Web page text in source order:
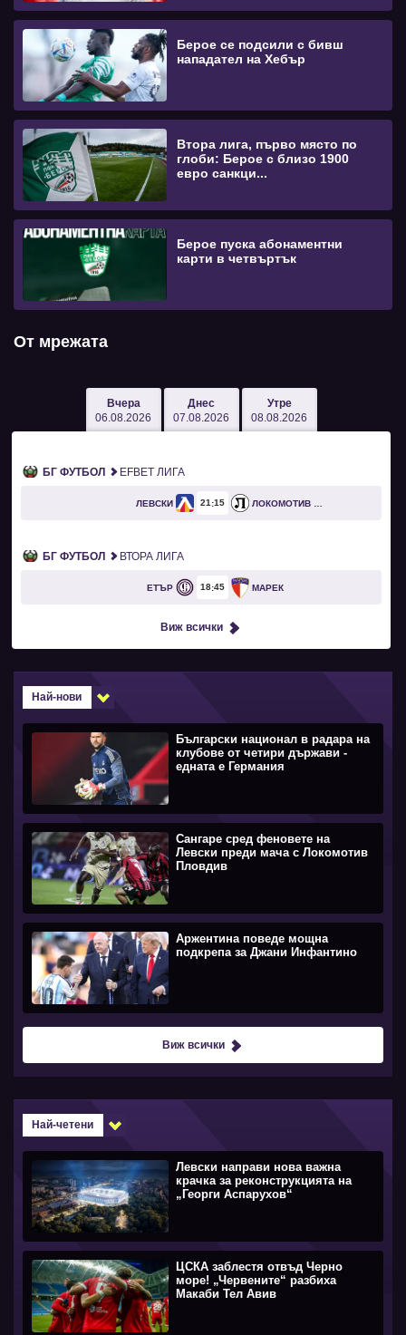
Берое се подсили с бивш
нападател на Хебър
Втора лига, първо място по
глоби: Берое с близо 1900
евро санкци...
Берое пуска абонаментни
карти в четвъртък
От мрежата
Вчера
06.08.2026
Днес
07.08.2026
Утре
08.08.2026
БГ ФУТБОЛ EFBET ЛИГА
ЛЕВСКИ 21 15 ЛОКОМОТИВ ПЛОВДИВ
БГ ФУТБОЛ ВТОРА ЛИГА
ЕТЪР 18 45 МАРЕК
Виж всички
Най-нови
Български национал в радара на
клубове от четири държави -
едната е Германия
Сангаре сред феновете на
Левски преди мача с Локомотив
Пловдив
Аржентина поведе мощна
подкрепа за Джани Инфантино
Виж всички
Най-четени
Левски направи нова важна
крачка за реконструкцията на
„Георги Аспарухов“
ЦСКА заблестя отвъд Черно
море! „Червените“ разбиха
Макаби Тел Авив